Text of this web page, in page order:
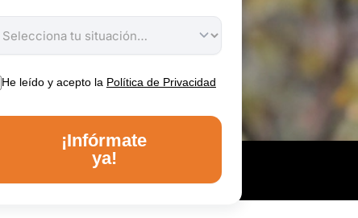
He leído y acepto la Política de Privacidad
¡Infórmate
ya!